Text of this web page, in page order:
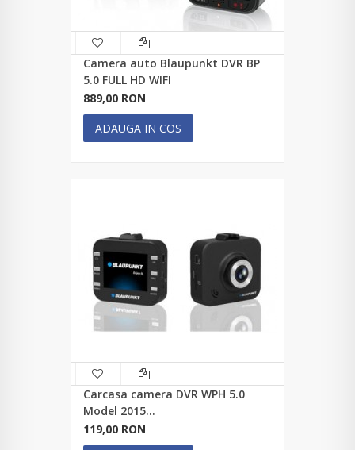
Camera auto Blaupunkt DVR BP
5.0 FULL HD WIFI
889,00 RON
ADAUGA IN COS
Carcasa camera DVR WPH 5.0
Model 2015...
119,00 RON